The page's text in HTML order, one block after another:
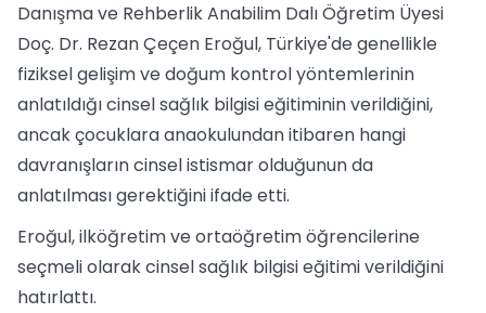
Danışma ve Rehberlik Anabilim Dalı Öğretim Üyesi
Doç. Dr. Rezan Çeçen Eroğul, Türkiye'de genellikle
fiziksel gelişim ve doğum kontrol yöntemlerinin
anlatıldığı cinsel sağlık bilgisi eğitiminin verildiğini,
ancak çocuklara anaokulundan itibaren hangi
davranışların cinsel istismar olduğunun da
anlatılması gerektiğini ifade etti.
Eroğul, ilköğretim ve ortaöğretim öğrencilerine
seçmeli olarak cinsel sağlık bilgisi eğitimi verildiğini
hatırlattı.